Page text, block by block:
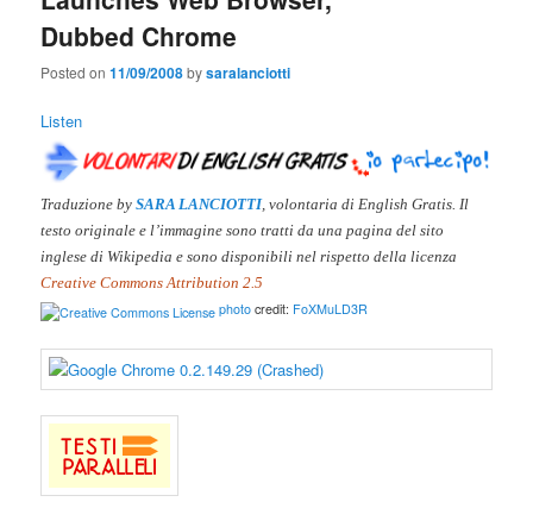
Dubbed Chrome
Posted on11/09/2008bysaralanciotti
Listen
Traduzione bySARA LANCIOTTI, volontaria di English Gratis. Il
testo originale e l’immagine sono tratti da una pagina del sito
inglese di Wikipedia e sono disponibili nel rispetto della licenza
Creative Commons Attribution 2.5
photo credit: FoXMuLD3R